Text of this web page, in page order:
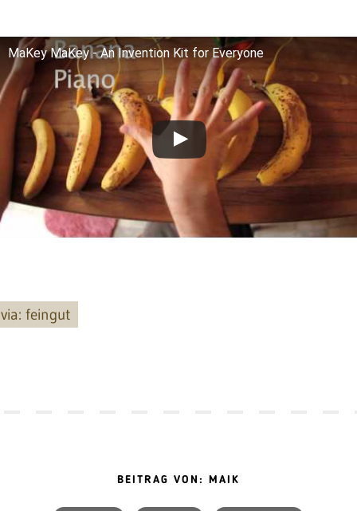
MaKey MaKey - An Invention Kit for Everyone
via: feingut
BEITRAG VON: MAIK